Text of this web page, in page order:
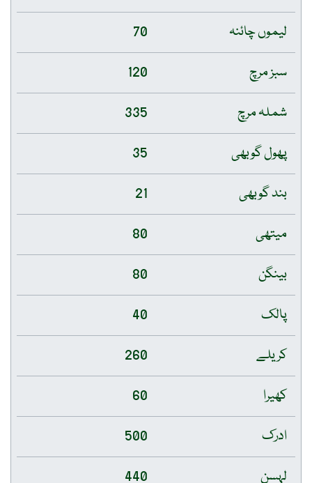
لیموں چائنہ
70
سبز مرچ
120
شملہ مرچ
335
پھول گوبھی
35
بند گوبھی
21
میتھی
80
بینگن
80
پالک
40
کریلے
260
کھیرا
60
ادرک
500
لہسن
440